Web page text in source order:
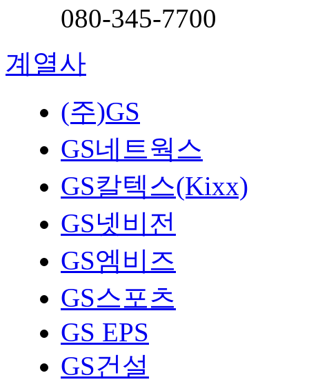
080-345-7700
계열사
(주)GS
GS네트웍스
GS칼텍스(Kixx)
GS넷비전
GS엠비즈
GS스포츠
GS EPS
GS건설